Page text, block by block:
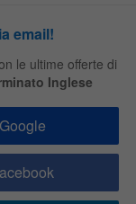
email!
le ultime offerte di
Inglese